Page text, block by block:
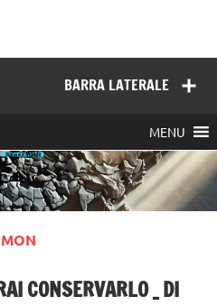
BARRA LATERALE
MENU
CONSERVARLO _ DI